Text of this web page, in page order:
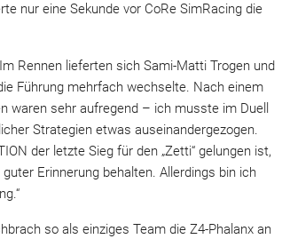
nur eine Sekunde vor CoRe SimRacing die
Rennen lieferten sich Sami-Matti Trogen und
Führung mehrfach wechselte. Nach einem
waren sehr aufregend – ich musste im Duell
Strategien etwas auseinandergezogen.
der letzte Sieg für den „Zetti“ gelungen ist,
Erinnerung behalten. Allerdings bin ich
so als einziges Team die Z4-Phalanx an